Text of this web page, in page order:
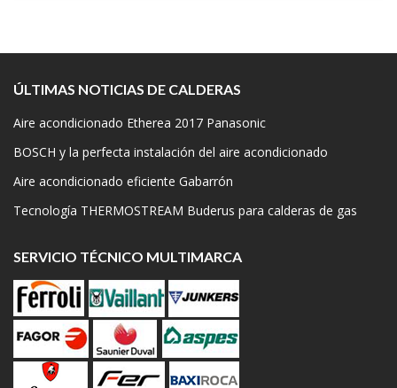
ÚLTIMAS NOTICIAS DE CALDERAS
Aire acondicionado Etherea 2017 Panasonic
BOSCH y la perfecta instalación del aire acondicionado
Aire acondicionado eficiente Gabarrón
Tecnología THERMOSTREAM Buderus para calderas de gas
SERVICIO TÉCNICO MULTIMARCA